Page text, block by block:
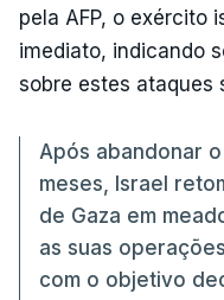
pela AFP, o exército
imediato, indicando
sobre estes ataques
Após abandonar
meses, Israel
de Gaza em
as suas
com o objetivo